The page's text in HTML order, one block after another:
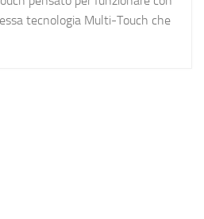
tecnologia Multi-Touch che